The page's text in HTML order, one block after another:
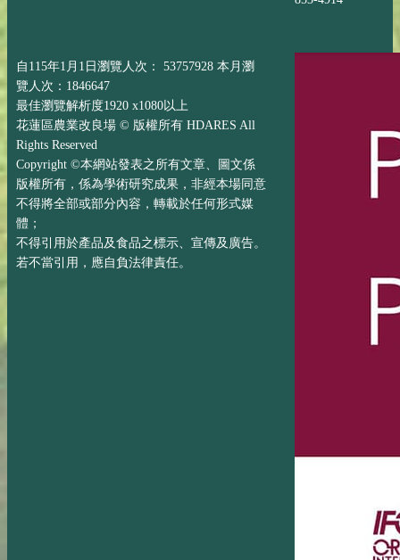
自115年1月1日瀏覽人次： 53757928 本月瀏
覽人次：1846647
最佳瀏覽解析度1920 x1080以上
花蓮區農業改良場 © 版權所有 HDARES All
Rights Reserved
Copyright ©本網站發表之所有文章、圖文係
版權所有，係為學術研究成果，非經本場同意
不得將全部或部分內容，轉載於任何形式媒
體；
不得引用於產品及食品之標示、宣傳及廣告。
若不當引用，應自負法律責任。